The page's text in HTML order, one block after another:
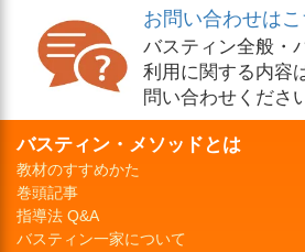
お問い合わせはこ
バスティン全般・
利用に関する内容
問い合わせください
バスティン・メソッドとは
教材のすすめかた
巻頭記事
指導法 Q&A
バスティン一家について